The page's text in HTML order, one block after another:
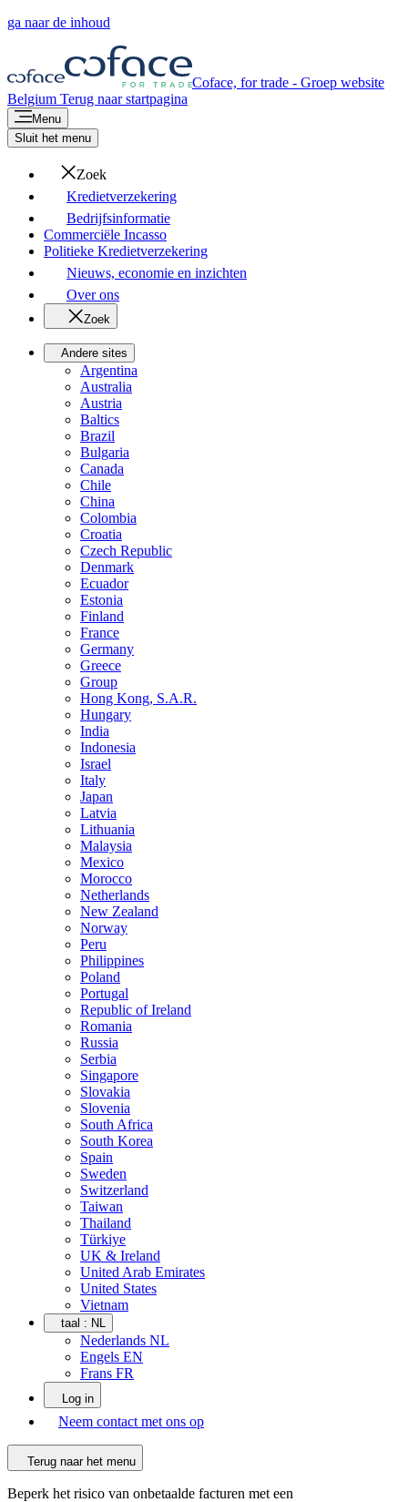
ga naar de inhoud
Coface, for trade - Groep website
Belgium Terug naar startpagina
Menu
Sluit het menu
Zoek
Kredietverzekering
Bedrijfsinformatie
Commerciële Incasso
Politieke Kredietverzekering
Nieuws, economie en inzichten
Over ons
Zoek
Andere sites
Argentina
Australia
Austria
Baltics
Brazil
Bulgaria
Canada
Chile
China
Colombia
Croatia
Czech Republic
Denmark
Ecuador
Estonia
Finland
France
Germany
Greece
Group
Hong Kong, S.A.R.
Hungary
India
Indonesia
Israel
Italy
Japan
Latvia
Lithuania
Malaysia
Mexico
Morocco
Netherlands
New Zealand
Norway
Peru
Philippines
Poland
Portugal
Republic of Ireland
Romania
Russia
Serbia
Singapore
Slovakia
Slovenia
South Africa
South Korea
Spain
Sweden
Switzerland
Taiwan
Thailand
Türkiye
UK & Ireland
United Arab Emirates
United States
Vietnam
taal : NL
Nederlands NL
Engels EN
Frans FR
Log in
Neem contact met ons op
Terug naar het menu
Beperk het risico van onbetaalde facturen met een